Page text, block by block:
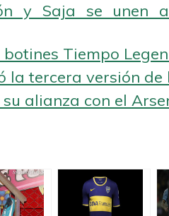
y Saja se unen
botines Tiempo
la tercera versión de
alianza con el